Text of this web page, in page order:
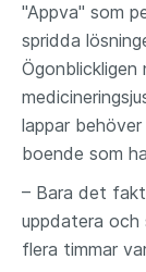
"Appva" som
spridda
Ögonblickligen
lappar
boende som
– Bara det
uppdatera och
flera timmar